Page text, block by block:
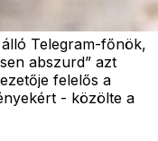
Telegram-főnök,
abszurd” azt
felelős a
- közölte a